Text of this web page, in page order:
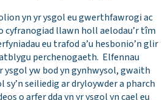
yn yr ysgol eu gwerthfawrogi ac
cyfranogiad llawn holl aelodau’r tîm
eu trafod a’u hesbonio’n glir
perchenogaeth. Elfennau
yw bod yn gynhwysol, gwaith
seiliedig ar dryloywder a pharch
o arfer dda yn yr ysgol yn cael eu